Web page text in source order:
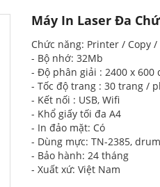
Máy In Laser Đa
Chức năng: Printer / Copy /
- Bộ nhớ: 32Mb
- Độ phân giải : 2400 x 600
- Tốc độ trang : 30 trang /
- Kết nối : USB, Wifi
- Khổ giấy tối đa A4
- In đảo mặt: Có
- Dùng mực: TN-2385,
- Bảo hành: 24 tháng
- Xuất xứ: Việt Nam